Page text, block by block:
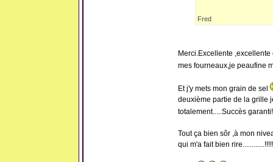
Fred
Merci.Excellente
mes fourneaux,je peaufine
Et j'y mets mon grain de sel
deuxième partie de la grille
totalement.....Succès
Tout ça bien sôr ,à mon
qui m'a fait bien